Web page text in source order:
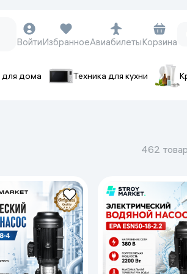
Фитнес-браслеты
Ремешки для часов
Фотоаппараты и
Фотоаппараты
Экшен-камеры
ВойтиИзбранноеАвиабилетыКорзина
для дома Техника для кухни
462